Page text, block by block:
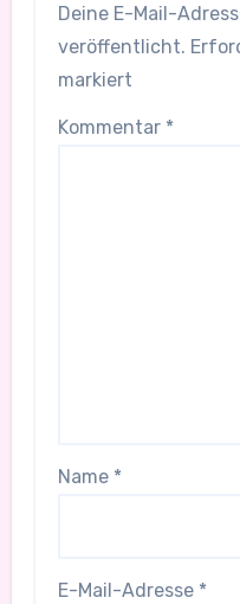
Deine E-Mail-
veröffentlicht.
markiert
Kommentar *
Name *
E-Mail-Adresse *